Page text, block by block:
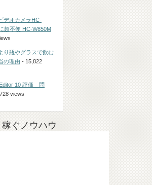
デオカメラHC-
超不便 HC-W850M
り瓶やグラスで飲む
の理由 - 15,822
10 評価 問
views
稼ぐノウハウ